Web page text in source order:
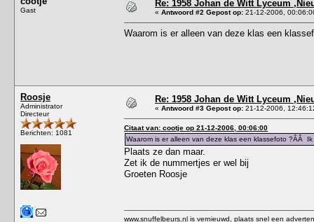
Gast
Re: 1958 Johan de Witt Lyceum
« Antwoord #2 Gepost op: 21-12-2006,
Waarom is er alleen van deze klas een
Roosje
Administrator
Directeur
Berichten: 1081
Re: 1958 Johan de Witt Lyceum
« Antwoord #3 Gepost op: 21-12-2006,
Citaat van: cootje op 21-12-2006, 00:06:00
Waarom is er alleen van deze klas een klassefoto ?ÂÂ
Plaats ze dan maar.
Zet ik de nummertjes er wel bij
Groeten Roosje
www.snuffelbeurs.nl is vernieuwd, plaats snel een